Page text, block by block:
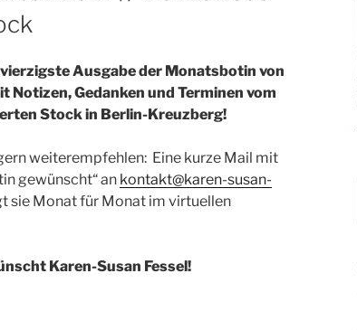
Ausgabe der Monatsbotin von
Notizen, Gedanken und Terminen vom
Stock in Berlin-Kreuzberg!
weiterempfehlen: Eine kurze Mail mit
gewünscht“ an kontakt@karen-susan-
sie Monat für Monat im virtuellen
Karen-Susan Fessel!